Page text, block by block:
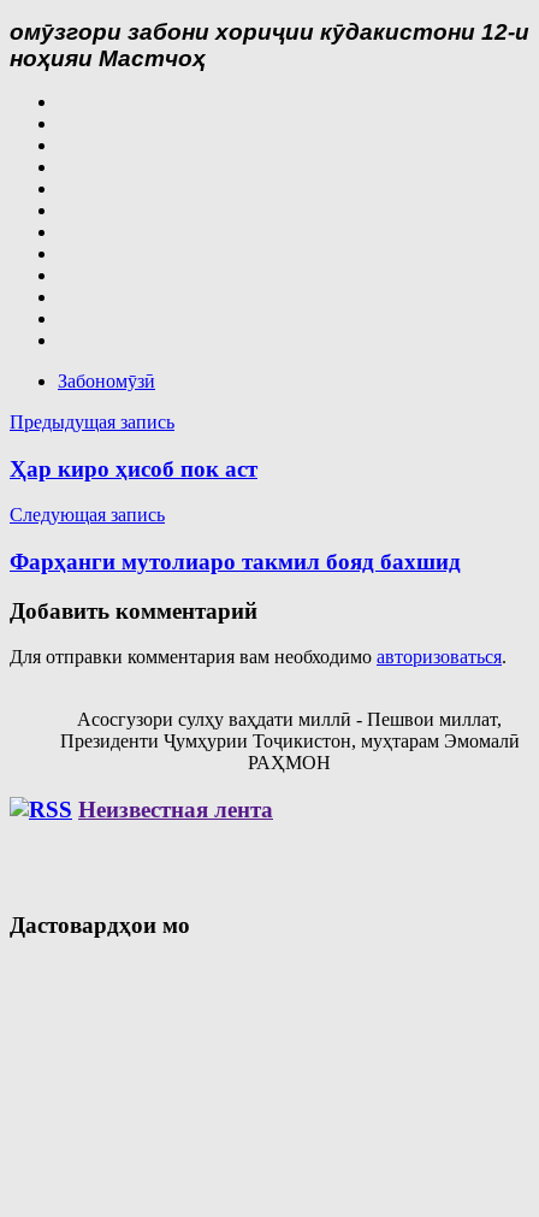
омӯзгори забони хориҷии кӯдакистони 12-и
ноҳияи Мастчоҳ
Забономӯзӣ
Навигация
по
записям
Предыдущая запись
Ҳар киро ҳисоб пок аст
Следующая запись
Фарҳанги мутолиаро такмил бояд бахшид
Добавить комментарий
Для отправки комментария вам необходимо авторизоваться.
Асосгузори сулҳу ваҳдати миллӣ - Пешвои миллат,
Президенти Ҷумҳурии Тоҷикистон, муҳтарам Эмомалӣ
РАҲМОН
Неизвестная лента
Дастовардҳои мо